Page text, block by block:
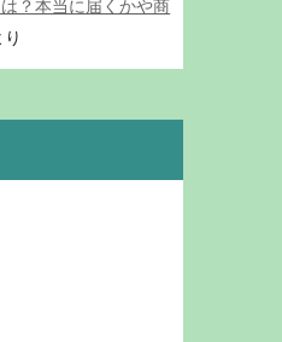
？本当に届くかや商
り